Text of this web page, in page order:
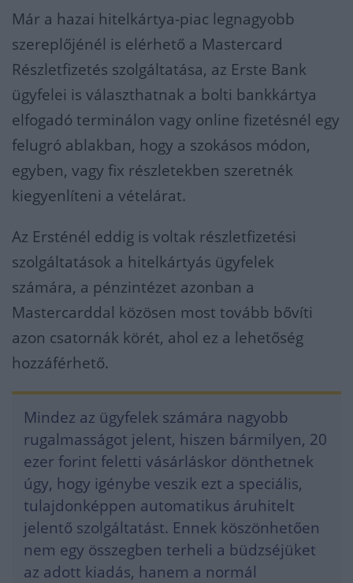
Már a hazai hitelkártya-piac legnagyobb
szereplőjénél is elérhető a Mastercard
Részletfizetés szolgáltatása, az Erste Bank
ügyfelei is választhatnak a bolti bankkártya
elfogadó terminálon vagy online fizetésnél egy
felugró ablakban, hogy a szokásos módon,
egyben, vagy fix részletekben szeretnék
kiegyenlíteni a vételárat.
Az Ersténél eddig is voltak részletfizetési
szolgáltatások a hitelkártyás ügyfelek
számára, a pénzintézet azonban a
Mastercarddal közösen most tovább bővíti
azon csatornák körét, ahol ez a lehetőség
hozzáférhető.
Mindez az ügyfelek számára nagyobb
rugalmasságot jelent, hiszen bármilyen, 20
ezer forint feletti vásárláskor dönthetnek
úgy, hogy igénybe veszik ezt a speciális,
tulajdonképpen automatikus áruhitelt
jelentő szolgáltatást. Ennek köszönhetően
nem egy összegben terheli a büdzséjüket
az adott kiadás, hanem a normál